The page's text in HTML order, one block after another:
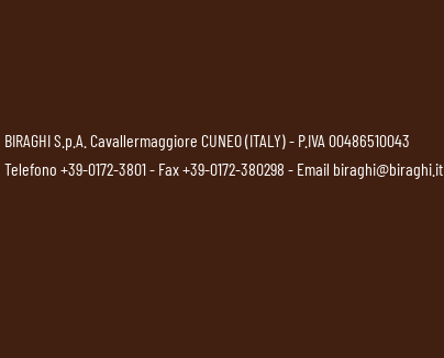
BIRAGHI S.p.A. Cavallermaggiore CUNEO (ITALY) - P.IVA 00486510043
Telefono +39-0172-3801- Fax +39-0172-380298 - Email biraghi@biraghi.it